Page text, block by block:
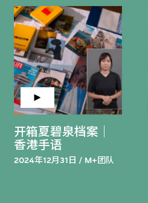
开箱夏碧泉档案｜
香港手语
2024年12月31日 / M+团队